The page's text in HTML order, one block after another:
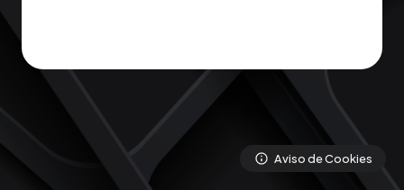
Aviso de Cookies